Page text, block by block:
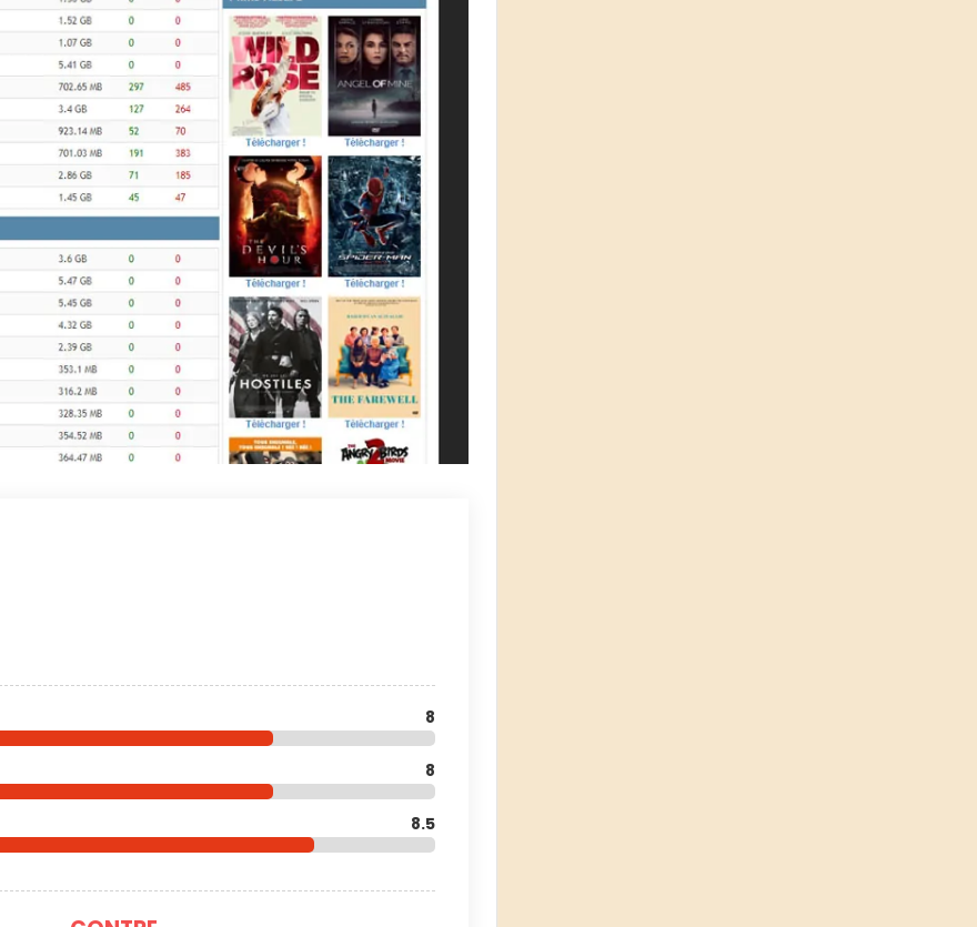
8
8
8.5